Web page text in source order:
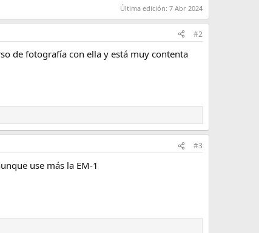
Última edición: 7 Abr 2024
#2
de fotografía con ella y está muy contenta
#3
use más la EM-1